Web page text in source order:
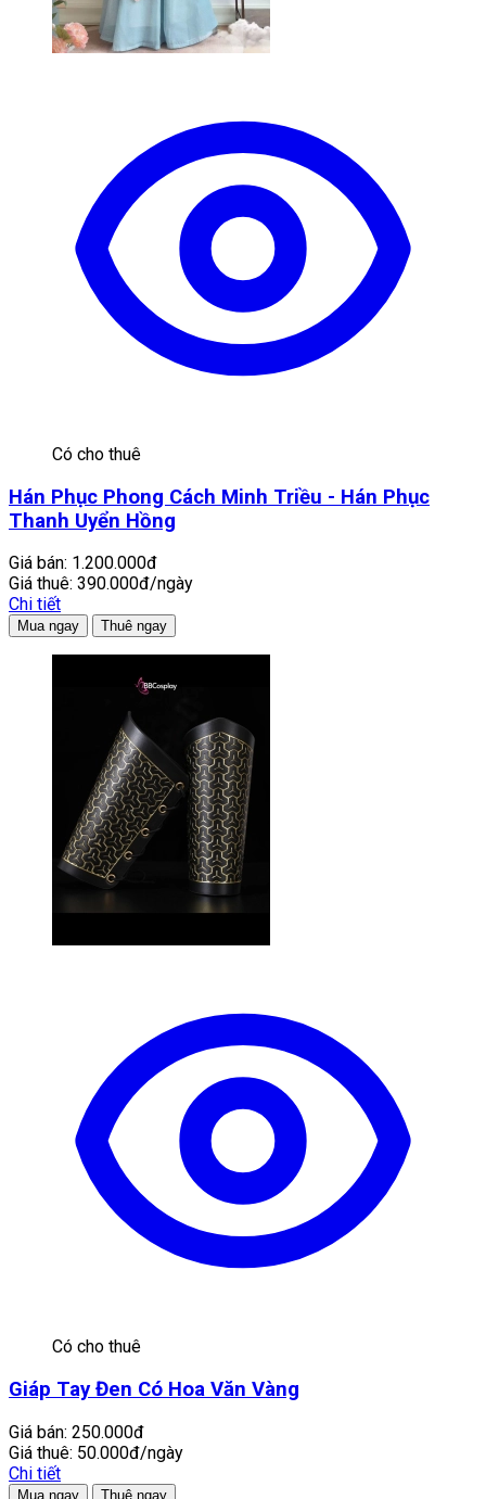
Có cho thuê
Hán Phục Phong Cách Minh Triều - Hán Phục
Thanh Uyển Hồng
Giá bán: 1.200.000đ
Giá thuê: 390.000đ/ngày
Chi tiết
Mua ngay Thuê ngay
Có cho thuê
Giáp Tay Đen Có Hoa Văn Vàng
Giá bán: 250.000đ
Giá thuê: 50.000đ/ngày
Chi tiết
Mua ngay Thuê ngay